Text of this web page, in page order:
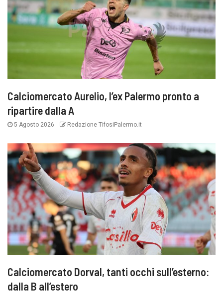
Calciomercato Aurelio, l’ex Palermo pronto a
ripartire dalla A
5 Agosto 2026 Redazione TifosiPalermo.it
Calciomercato Dorval, tanti occhi sull’esterno:
dalla B all’estero